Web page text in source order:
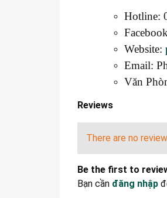
Hotline:
Website:
Email:
Văn
Reviews
There are no
Be the first to
Bạn cần đăng nhập